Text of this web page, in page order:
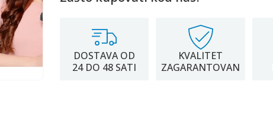
DOSTAVA OD
24 DO 48 SATI
KVALITET
ZAGARANTOVAN